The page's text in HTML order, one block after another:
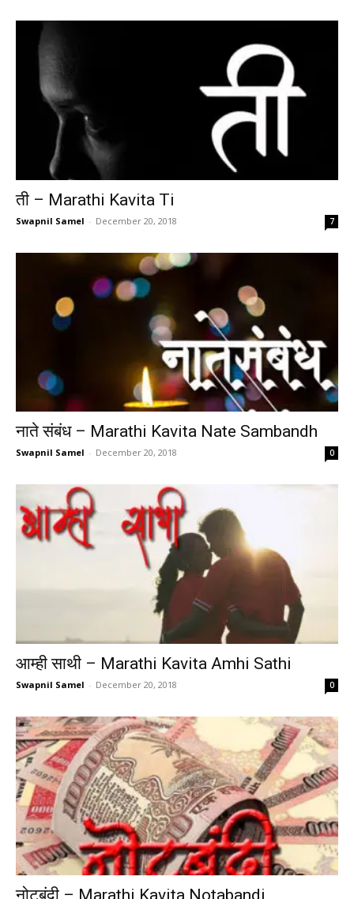
ती – Marathi Kavita Ti
Swapnil Samel - December 20, 2018 7
नाते संबंध – Marathi Kavita Nate Sambandh
Swapnil Samel - December 20, 2018 0
आम्ही साथी – Marathi Kavita Amhi Sathi
Swapnil Samel - December 20, 2018 0
नोटबंदी – Marathi Kavita Notabandi